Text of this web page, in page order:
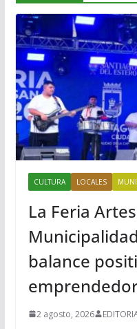
CULTURA LOCALES
La Feria
balance
2 agosto, 2026